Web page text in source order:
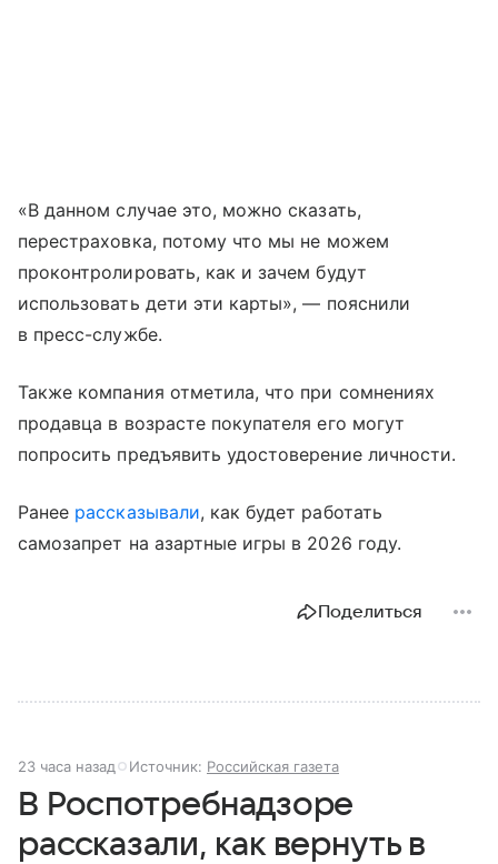
«В данном случае это, можно сказать,
перестраховка, потому что мы не можем
проконтролировать, как и зачем будут
использовать дети эти карты», — пояснили
в пресс-службе.
Также компания отметила, что при сомнениях
продавца в возрасте покупателя его могут
попросить предъявить удостоверение личности.
Ранее рассказывали, как будет работать
самозапрет на азартные игры в 2026 году.
Поделиться
23 часа назад Источник: Российская газета
В Роспотребнадзоре
рассказали, как вернуть в